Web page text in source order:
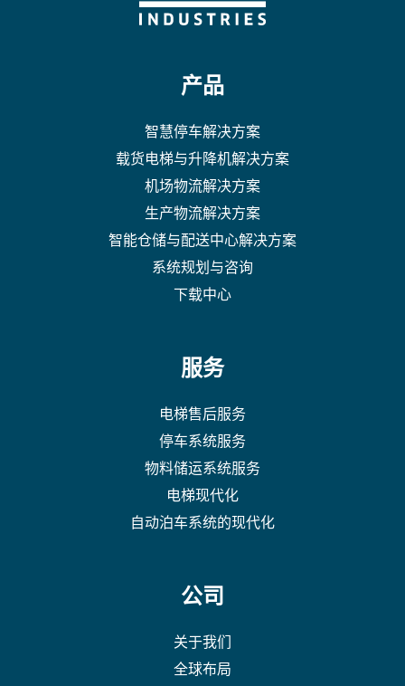
产品
智慧停车解决方案
载货电梯与升降机解决方案
机场物流解决方案
生产物流解决方案
智能仓储与配送中心解决方案
系统规划与咨询
下载中心
服务
电梯售后服务
停车系统服务
物料储运系统服务
电梯现代化
自动泊车系统的现代化
公司
关于我们
全球布局